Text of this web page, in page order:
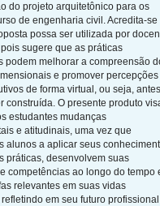
do projeto arquitetônico para os
de engenharia civil. Acredita-se
possa ser utilizada por
sugere que as práticas
podem melhorar a compreensão
e promover
de forma virtual, ou seja,
construída. O presente produto
estudantes mudanças
e atitudinais, uma vez que
alunos a aplicar seus
práticas, desenvolvem suas
competências ao longo do tempo
relevantes em suas vidas
em seu futuro